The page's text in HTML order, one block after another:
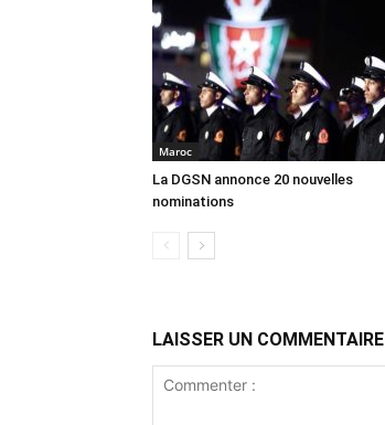
Maroc
La DGSN annonce 20 nouvelles
nominations
LAISSER UN COMMENTAIRE